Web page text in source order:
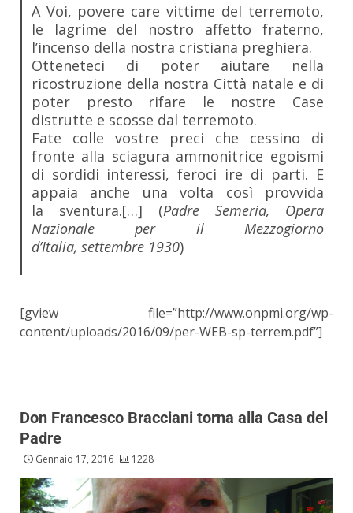
A Voi, povere care vittime del terremoto,
le lagrime del nostro affetto fraterno,
l’incenso della nostra cristiana preghiera.
Otteneteci di poter aiutare nella
ricostruzione della nostra Città natale e di
poter presto rifare le nostre Case
distrutte e scosse dal terremoto.
Fate colle vostre preci che cessino di
fronte alla sciagura ammonitrice egoismi
di sordidi interessi, feroci ire di parti. E
appaia anche una volta così provvida
la sventura.[…] (Padre Semeria, Opera
Nazionale per il Mezzogiorno
d’Italia, settembre 1930)
[gview file=”http://www.onpmi.org/wp-
content/uploads/2016/09/per-WEB-sp-terrem.pdf”]
Don Francesco Bracciani torna alla Casa del
Padre
Gennaio 17, 2016 1228